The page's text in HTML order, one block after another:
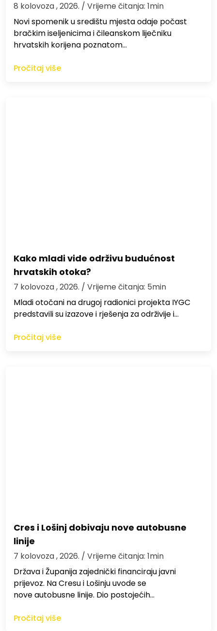
8 kolovoza , 2026. / Vrijeme čitanja: 1min
Novi spomenik u središtu mjesta odaje počast
bračkim iseljenicima i čileanskom liječniku
hrvatskih korijena poznatom…
Pročitaj više
Kako mladi vide održivu budućnost
hrvatskih otoka?
7 kolovoza , 2026. / Vrijeme čitanja: 5min
Mladi otočani na drugoj radionici projekta IYGC
predstavili su izazove i rješenja za održivije i…
Pročitaj više
Cres i Lošinj dobivaju nove autobusne
linije
7 kolovoza , 2026. / Vrijeme čitanja: 1min
Država i Županija zajednički financiraju javni
prijevoz. Na Cresu i Lošinju uvode se
nove autobusne linije. Dio postojećih…
Pročitaj više